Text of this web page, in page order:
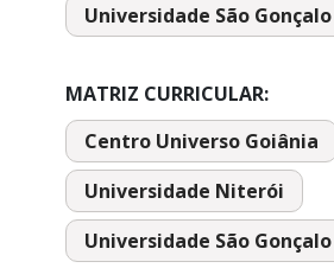
Universidade São Gonçalo
MATRIZ CURRICULAR:
Centro Universo Goiânia
Universidade Niterói
Universidade São Gonçalo